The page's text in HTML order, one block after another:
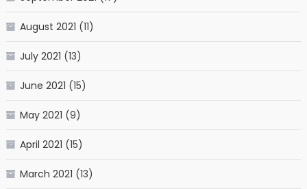
August 2021 (11)
July 2021 (13)
June 2021 (15)
May 2021 (9)
April 2021 (15)
March 2021 (13)